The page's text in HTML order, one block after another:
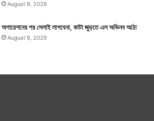
August 9, 2026
অপারেশনের পর সেলাই লাগবেনা, কাটা জুড়তে এল অভিনব আঠা
August 9, 2026